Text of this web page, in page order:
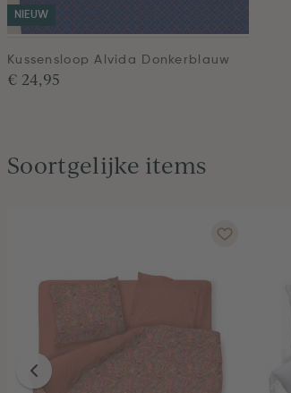
NIEUW
Kussensloop Alvida Donkerblauw
€ 24,95
Soortgelijke items